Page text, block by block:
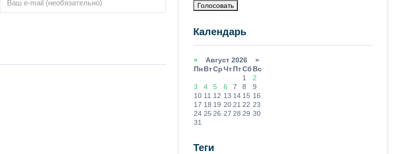
Голосовать
Календарь
« Август 2026 »
ПнВтСрЧтПтСб Вс
1
2
3
4 5 6 7 8
9
10 11 12 13 14 15 16
17 18 19 20 21 22 23
24 25 26 27 28 29 30
31
Теги